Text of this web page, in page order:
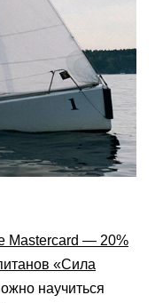
Mastercard — 20%
«Сила
научиться